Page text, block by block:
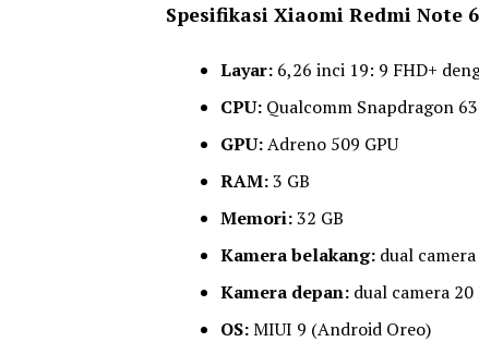
Spesifikasi Xiaomi Redmi Note
Layar: 6,26 inci 19: 9 FHD+
CPU: Qualcomm Snapdragon
GPU:Adreno 509 GPU
RAM:3 GB
Memori:32 GB
Kamera belakang: dual
Kamera depan: dual camera 20
OS:MIUI 9 (Android Oreo)